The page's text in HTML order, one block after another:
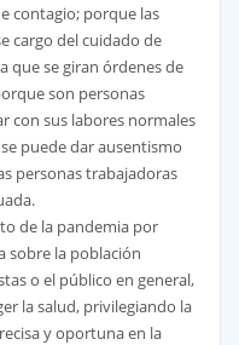
contagio; porque las
cargo del cuidado de
que se giran órdenes de
son personas
con sus labores normales
puede dar ausentismo
personas trabajadoras
de la pandemia por
sobre la población
o el público en general,
la salud, privilegiando la
y oportuna en la